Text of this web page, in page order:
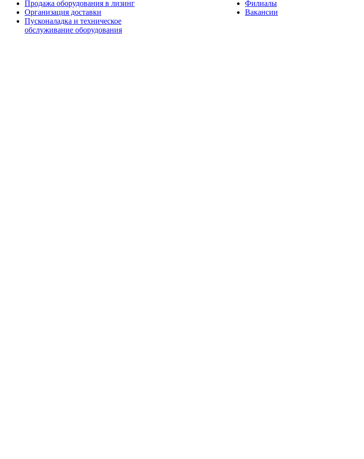
Продажа оборудования в лизинг
Организация доставки
Пусконаладка и техническое
обслуживание оборудования
Филиалы
Вакансии